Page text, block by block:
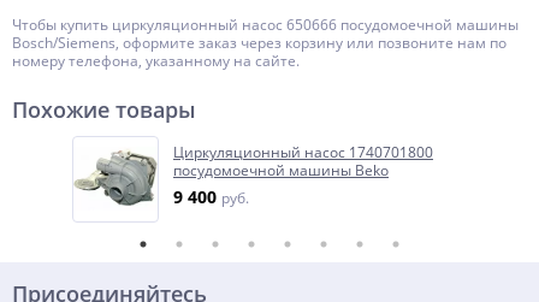
Чтобы купить циркуляционный насос 650666 посудомоечной машины
Bosch/Siemens, оформите заказ через корзину или позвоните нам по
номеру телефона, указанному на сайте.
Похожие товары
Циркуляционный насос 1740701800
посудомоечной машины Beko
9 400 руб.
Присоединяйтесь